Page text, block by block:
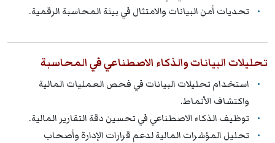
تحديات أمن البيانات والامتثال في بيئة المحاسبة الرقمية.
تحليلات البيانات والذكاء الاصطناعي في المحاسبة
استخدام تحليلات البيانات في فحص العمليات المالية
واكتشاف الأنماط.
توظيف الذكاء الاصطناعي في تحسين دقة التقارير المالية.
تحليل المؤشرات المالية لدعم قرارات الإدارة وأصحاب